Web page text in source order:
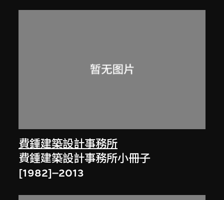
費鍾建築設計事務所
費鍾建築設計事務所小冊子
[1982]–2013